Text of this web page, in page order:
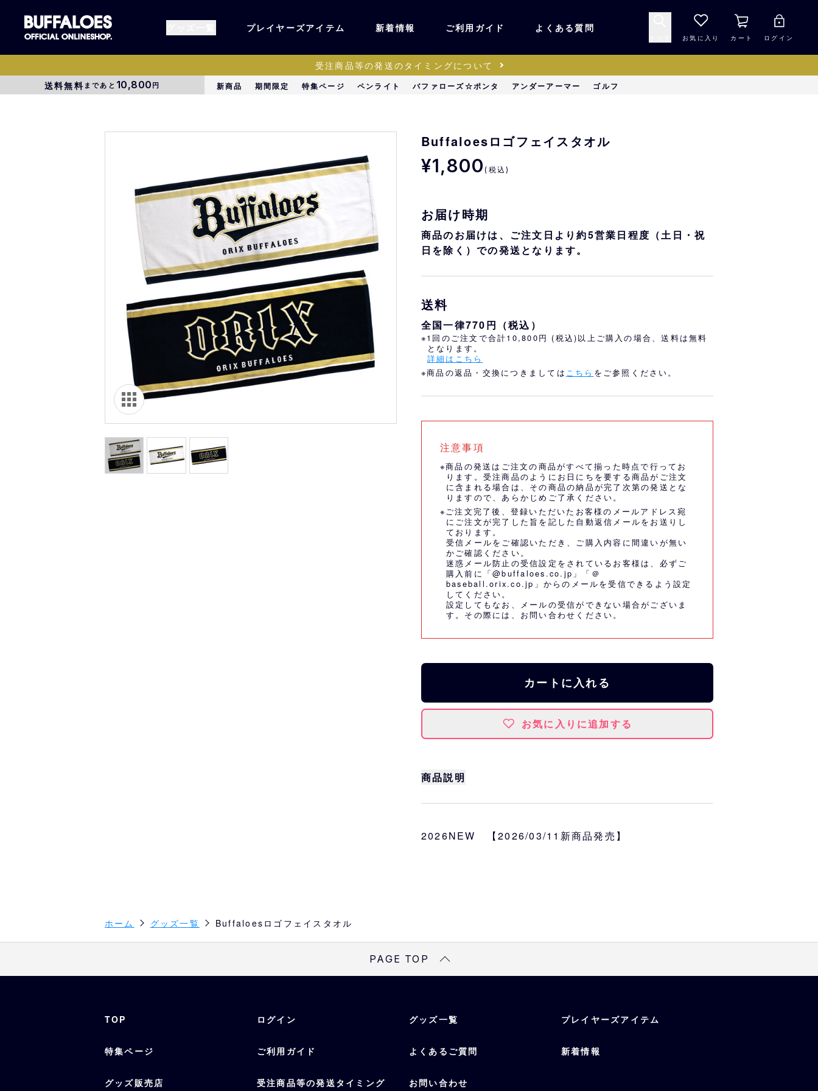
すべてのグッズ オーセンティック
ユニフォーム・ワッ
キャップ・ヘルメッ
タオル各種 アパレル キッズ・ベビー バッグ
コラボグッズ
ステーショナリー・
EC限定販売 キーホルダー シークレット 1000円未満
1000円以上3000円
オリ達におすすめ オリ姫におすすめ オリっこにおすすめ SPECIAL PRICE
プレイヤーズアイテム 新着情報 ご利用ガイド よくある質問
お気に入り カート ログイン
受注商品等の発送のタイミングについて
送料無料まであと 10,800円 新商品 期間限定 特集ページ ペンライト バファローズ☆ポンタ アンダーアーマー ゴルフ
Buffaloesロゴフェイスタオル
¥1,800(税込)
お届け時期
商品のお届けは、ご注文日より約5営業日程度（土日・祝
日を除く）での発送となります。
送料
全国一律770円（税込）
※1回のご注文で合計10,800円 (税込)以上ご購入の場合、送料は無料
となります。
詳細はこちら
※商品の返品・交換につきましては こちら をご参照ください。
注意事項
※商品の発送はご注文の商品がすべて揃った時点で行ってお
ります。受注商品のようにお日にちを要する商品がご注文
に含まれる場合は、その商品の納品が完了次第の発送とな
りますので、あらかじめご了承ください。
※ご注文完了後、登録いただいたお客様のメールアドレス宛
にご注文が完了した旨を記した自動返信メールをお送りし
ております。
受信メールをご確認いただき、ご購入内容に間違いが無い
かご確認ください。
迷惑メール防止の受信設定をされているお客様は、必ずご
購入前に「@buffaloes.co.jp」「＠
baseball.orix.co.jp」からのメールを受信できるよう設定
してください。
設定してもなお、メールの受信ができない場合がございま
す。その際には、 お問い合わせください。
カートに入れる
お気に入りに追加する
商品説明
サイズ
種類
2026NEW 【2026/03/11新商品発売】
ホーム グッズ一覧 Buffaloesロゴフェイスタオル
PAGE TOP
TOP ログイン グッズ一覧 プレイヤーズアイテム
特集ページ ご利用ガイド よくあるご質問 新着情報
グッズ販売店 受注商品等の発送タイミング お問い合わせ